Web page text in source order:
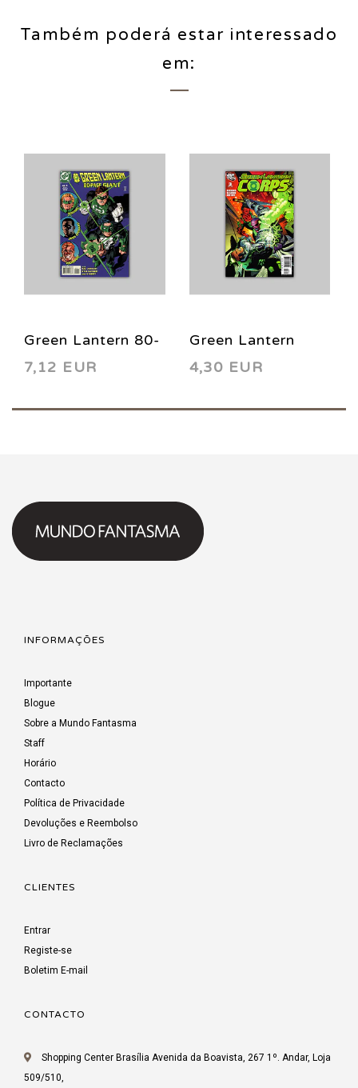
Também poderá estar interessado
em:
Green Lantern 80-
Page Giant 1 1998
7,12 EUR
Green Lantern
Corps 3 2006
4,30 EUR
INFORMAÇÕES
Importante
Blogue
Sobre a Mundo Fantasma
Staff
Horário
Contacto
Política de Privacidade
Devoluções e Reembolso
Livro de Reclamações
CLIENTES
Entrar
Registe-se
Boletim E-mail
CONTACTO
Shopping Center Brasília Avenida da Boavista, 267 1º. Andar, Loja
509/510,